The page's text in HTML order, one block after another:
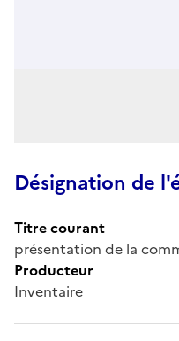
Désignation de
Titre courant
présentation de la
Producteur
Inventaire